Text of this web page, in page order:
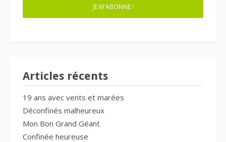
JE M'ABONNE !
Articles récents
19 ans avec vents et marées
Déconfinés malheureux
Mon Bon Grand Géant
Confinée heureuse